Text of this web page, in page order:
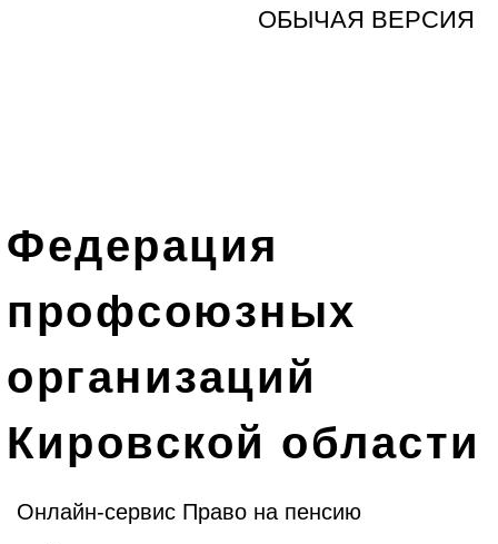
ОБЫЧАЯ ВЕРСИЯ
Федерация
профсоюзных
организаций
Кировской области
Онлайн-сервис Право на пенсию